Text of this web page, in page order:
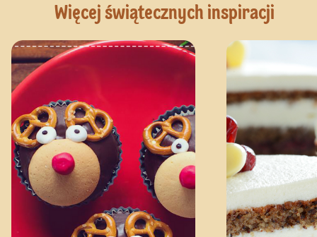
Więcej świątecznych inspiracji